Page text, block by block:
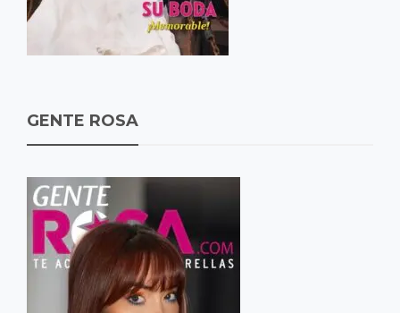
GENTE ROSA